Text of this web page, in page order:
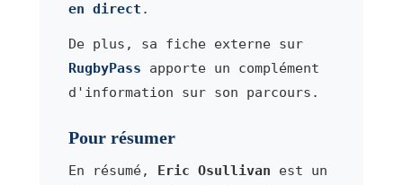
en direct .
De plus, sa fiche externe sur
RugbyPass apporte un complément
d'information sur son parcours.
Pour résumer
En résumé, Eric Osullivan est un